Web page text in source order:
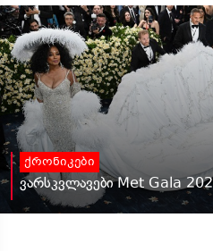
ქრონიკები
ვარსკვლავები Met Gala